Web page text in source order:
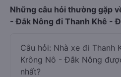
Những câu hỏi thường gặp
- Đắk Nông đi Thanh Khê -
Câu hỏi: Nhà xe đi Thanh
Krông Nô - Đắk Nông
nhất?